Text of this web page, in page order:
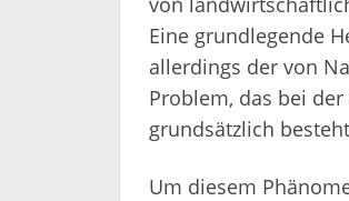
Eine grundlegende
allerdings der von
Problem, das bei
grundsätzlich
Um diesem